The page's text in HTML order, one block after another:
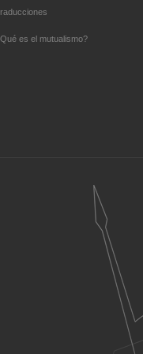
es el mutualismo?